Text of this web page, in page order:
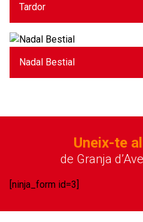
Tardor
Nadal Bestial
Uneix-te
de Granja
[ninja_form id=3]